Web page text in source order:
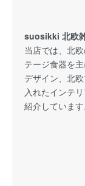
suosikki 北欧
当店では、北
テージ食器を
デザイン、北
入れたインテ
紹介しています